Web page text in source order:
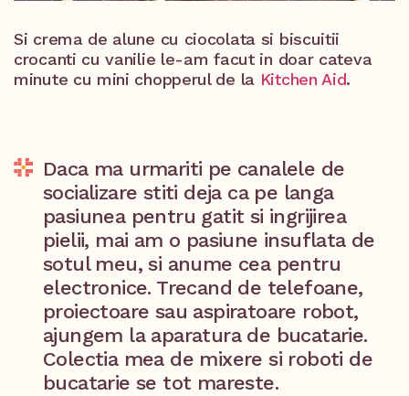
Si crema de alune cu ciocolata si biscuitii
crocanti cu vanilie le-am facut in doar cateva
minute cu mini chopperul de la Kitchen Aid.
Daca ma urmariti pe canalele de
socializare stiti deja ca pe langa
pasiunea pentru gatit si ingrijirea
pielii, mai am o pasiune insuflata de
sotul meu, si anume cea pentru
electronice. Trecand de telefoane,
proiectoare sau aspiratoare robot,
ajungem la aparatura de bucatarie.
Colectia mea de mixere si roboti de
bucatarie se tot mareste.